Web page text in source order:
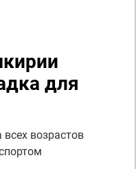
для
возрастов